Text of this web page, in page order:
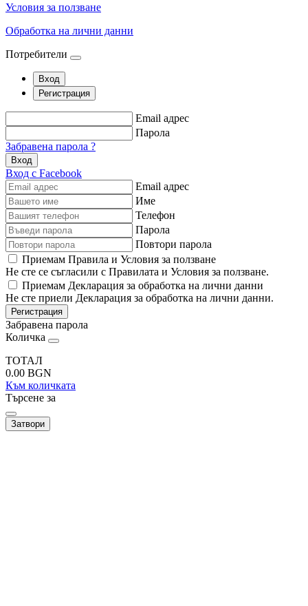
Условия за ползване
Обработка на лични данни
Потребители
Вход
Регистрация
Email адрес
Парола
Забравена парола ?
Вход
Вход с Facebook
Email адрес
Име
Телефон
Парола
Повтори парола
Приемам Правила и Условия за ползване
Не сте се съгласили с Правилата и Условия за ползване.
Приемам Декларация за обработка на лични данни
Не сте приели Декларация за обработка на лични данни.
Регистрация
Забравена парола
Количка
ТОТАЛ
0.00 BGN
Към количката
Търсене за
Затвори